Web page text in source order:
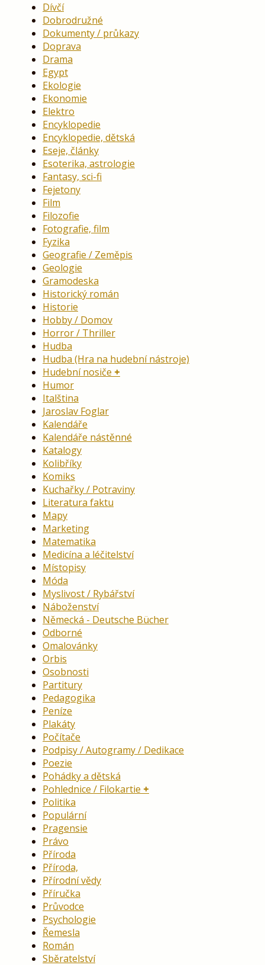
Dívčí
Dobrodružné
Dokumenty / průkazy
Doprava
Drama
Egypt
Ekologie
Ekonomie
Elektro
Encyklopedie
Encyklopedie, dětská
Eseje, články
Esoterika, astrologie
Fantasy, sci-fi
Fejetony
Film
Filozofie
Fotografie, film
Fyzika
Geografie / Zeměpis
Geologie
Gramodeska
Historický román
Historie
Hobby / Domov
Horror / Thriller
Hudba
Hudba (Hra na hudební nástroje)
Hudební nosiče
Humor
Italština
Jaroslav Foglar
Kalendáře
Kalendáře nástěnné
Katalogy
Kolibříky
Komiks
Kuchařky / Potraviny
Literatura faktu
Mapy
Marketing
Matematika
Medicína a léčitelství
Místopisy
Móda
Myslivost / Rybářství
Náboženství
Německá - Deutsche Bücher
Odborné
Omalovánky
Orbis
Osobnosti
Partitury
Pedagogika
Peníze
Plakáty
Počítače
Podpisy / Autogramy / Dedikace
Poezie
Pohádky a dětská
Pohlednice / Filokartie
Politika
Populární
Pragensie
Právo
Příroda
Příroda,
Přírodní vědy
Příručka
Průvodce
Psychologie
Řemesla
Román
Sběratelství